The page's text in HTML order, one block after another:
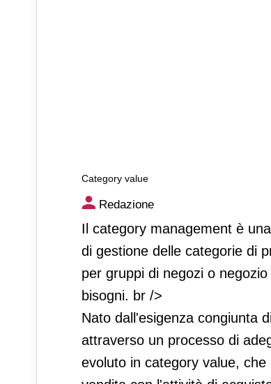
Category value
Category value
Redazione
Il category management è
di gestione delle categorie di
per gruppi di negozi o
bisogni. br />
Nato dall'esigenza congiunta
attraverso un processo di
evoluto in category value,